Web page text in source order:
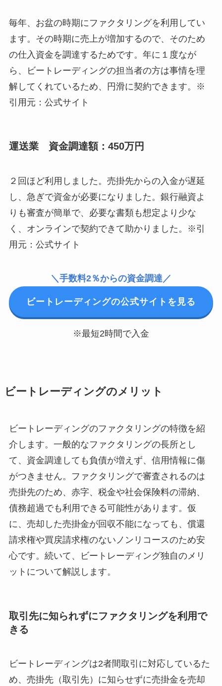
毎年、お盆の時期にファクタリングを利用してい
ます。その時期に売上が増加するので、そのため
の仕入資金を調達するためです。年に１度なが
ら、ビートレーディングの担当者の方は事情を理
解してくれているため、円滑に契約できます。※
引用元：公式サイト
運送業 資金調達額：450万円
２回ほど利用しました。売掛先からの入金が遅延
し、急ぎで資金が必要になりました。銀行融資よ
りも審査が簡単で、必要な書類も想定より少な
く、オンラインで契約できて助かりました。※引
用元：公式サイト
＼手数料2％からの資金調達／
ビートレーディングの公式サイトを見る
※最短2時間で入金
ビートレーディングのメリット
ビートレーディングのファクタリングの特徴を紹
介します。一般的なファクタリングの長所とし
て、資金調達しても負債が増えず、信用情報に傷
がつきません。ファクタリングで審査されるのは
売掛先のため、赤字、税金や社会保険料の滞納、
債務超過でも利用できる可能性があります。仮
に、売却した売掛金が回収不能になっても、償還
請求権や買戻請求権のないノンリコースのため安
心です。続いて、ビートレーディング独自のメリ
ットについて解説します。
取引先に知られずにファクタリングを利用で
きる
ビートレーディングは2者間取引に対応しているた
め、売掛先（取引先）に知らせずに売掛金を売却